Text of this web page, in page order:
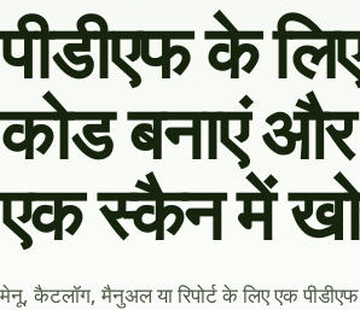
पीडीएफ के
कोड बनाएं
एक स्कैन में
मेनू, कैटलॉग, मैनुअल या रिपोर्ट के लिए एक